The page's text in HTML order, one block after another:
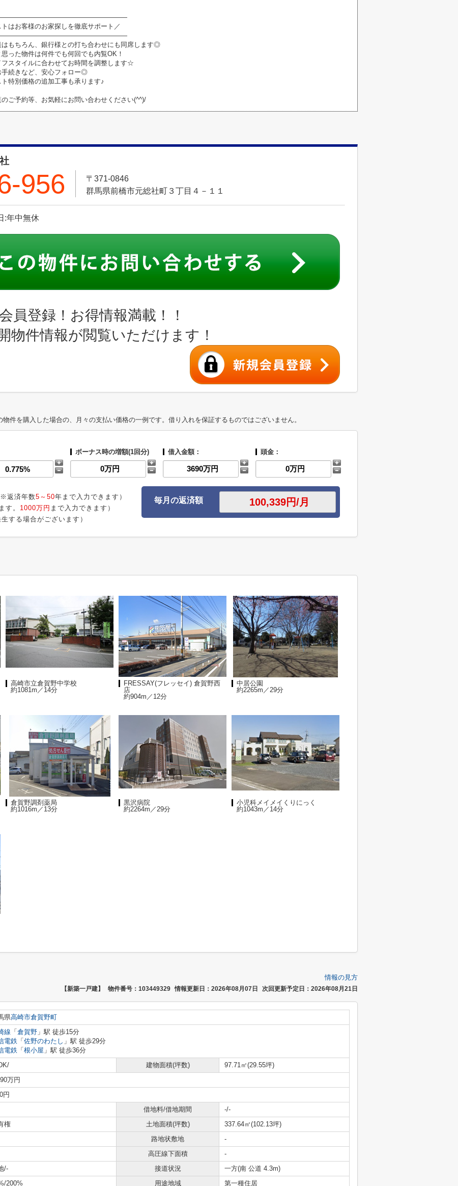
はお客様のお家探しを徹底サポート／
はもちろん、銀行様との打ち合わせにも同席します◎
思った物件は何件でも何回でも内覧OK！
フスタイルに合わせてお時間を調整します☆
手続きなど、安心フォロー◎
ト特別価格の追加工事も承ります♪
ご予約等、お気軽にお問い合わせください(^^)/
956
〒371-0846
群馬県前橋市元総社町３丁目４－１１
:年中無休
員登録！お得情報満載！！
物件情報が閲覧いただけます！
物件を購入した場合の、月々の支払い価格の一例です。借り入れを保証するものではございません。
ボーナス時の増額(1回分) 借入金額： 頭金：
※返済年数5～50年まで入力できます）
す。 1000万円 まで入力できます）
する場合がございます）
毎月の返済額
高崎市立倉賀野中学校
約1081m／14分
FRESSAY(フレッセイ) 倉賀野西
店
約904m／12分
中居公園
約2265m／29分
倉賀野調剤薬局
約1016m／13分
黒沢病院
約2264m／29分
小児科メイメイくりにっく
約1043m／14分
情報の見方
【新築一戸建】 物件番号：103449329 情報更新日：2026年08月07日 次回更新予定日：2026年08月21日
県高崎市倉賀野町
線 「 倉賀野 」駅 徒歩15分
電鉄 「 佐野のわたし 」駅 徒歩29分
電鉄 「 根小屋 」駅 徒歩36分
建物面積(坪数)
97.71㎡(29.55坪)
万円
円
借地料/借地期間
-/-
権 土地面積(坪数)
337.64㎡(102.13坪)
路地状敷地
-
高圧線下面積
-
/- 接道状況
一方(南 公道 4.3m)
200% 用途地域 第一種住居